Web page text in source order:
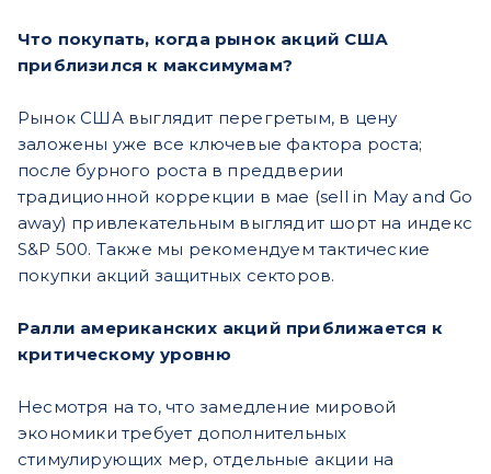
Что покупать, когда рынок акций США
приблизился к максимумам?
Рынок США выглядит перегретым, в цену
заложены уже все ключевые фактора роста;
после бурного роста в преддверии
традиционной коррекции в мае (sell in May and Go
away) привлекательным выглядит шорт на индекс
S&P 500. Также мы рекомендуем тактические
покупки акций защитных секторов.
Ралли американских акций приближается к
критическому уровню
Несмотря на то, что замедление мировой
экономики требует дополнительных
стимулирующих мер, отдельные акции на